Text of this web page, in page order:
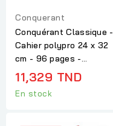
Conquerant
Conquérant Classique -
Cahier polypro 24 x 32
cm - 96 pages -...
11,329 TND
En stock